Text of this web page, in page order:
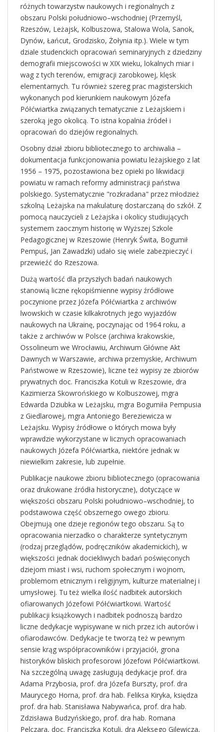
różnych towarzystw naukowych i regionalnych z
obszaru Polski południowo–wschodniej (Przemyśl,
Rzeszów, Leżajsk, Kolbuszowa, Stalowa Wola, Sanok,
Dynów, Łańcut, Grodzisko, Żołynia itp.). Wiele w tym
dziale studenckich opracowań seminaryjnych z dziedziny
demografii miejscowości w XIX wieku, lokalnych miar i
wag z tych terenów, emigracji zarobkowej, klęsk
elementarnych. Tu również szereg prac magisterskich
wykonanych pod kierunkiem naukowym Józefa
Półćwiartka związanych tematycznie z Leżajskiem i
szeroką jego okolicą. To istna kopalnia źródeł i
opracowań do dziejów regionalnych.
Osobny dział zbioru bibliotecznego to archiwalia –
dokumentacja funkcjonowania powiatu leżajskiego z lat
1956 – 1975, pozostawiona bez opieki po likwidacji
powiatu w ramach reformy administracji państwa
polskiego. Systematycznie "rozkradana" przez młodzież
szkolną Leżajska na makulaturę dostarczaną do szkół. Z
pomocą nauczycieli z Leżajska i okolicy studiujących
systemem zaocznym historię w Wyższej Szkole
Pedagogicznej w Rzeszowie (Henryk Świta, Bogumił
Pempuś, Jan Zawadzki) udało się wiele zabezpieczyć i
przewieźć do Rzeszowa.
Dużą wartość dla przyszłych badań naukowych
stanowią liczne rękopiśmienne wypisy źródłowe
poczynione przez Józefa Półćwiartka z archiwów
lwowskich w czasie kilkakrotnych jego wyjazdów
naukowych na Ukrainę, poczynając od 1964 roku, a
także z archiwów w Polsce (archiwa krakowskie,
Ossolineum we Wrocławiu, Archiwum Główne Akt
Dawnych w Warszawie, archiwa przemyskie, Archiwum
Państwowe w Rzeszowie), liczne też wypisy ze zbiorów
prywatnych doc. Franciszka Kotuli w Rzeszowie, dra
Kazimierza Skowrońskiego w Kolbuszowej, mgra
Edwarda Dziubka w Leżajsku, mgra Bogumiła Pempusia
z Giedlarowej, mgra Antoniego Bereziewicza w
Leżajsku. Wypisy źródłowe o których mowa były
wprawdzie wykorzystane w licznych opracowaniach
naukowych Józefa Półćwiartka, niektóre jednak w
niewielkim zakresie, lub zupełnie.
Publikacje naukowe zbioru bibliotecznego (opracowania
oraz drukowane źródła historyczne), dotyczące w
większości obszaru Polski południowo–wschodniej, to
podstawowa część obszernego owego zbioru.
Obejmują one dzieje regionów tego obszaru. Są to
opracowania nierzadko o charakterze syntetycznym
(rodzaj przeglądów, podręczników akademickich), w
większości jednak dociekliwych badań poświęconych
dziejom miast i wsi, ruchom społecznym i wojnom,
problemom etnicznym i religijnym, kulturze materialnej i
umysłowej. Tu też wielka ilość nadbitek autorskich
ofiarowanych Józefowi Półćwiartkowi. Wartość
publikacji książkowych i nadbitek podnoszą bardzo
liczne dedykacje wypisywane w nich przez ich autorów i
ofiarodawców. Dedykacje te tworzą też w pewnym
sensie krąg współpracowników i przyjaciół, grona
historyków bliskich profesorowi Józefowi Półćwiartkowi.
Na szczególną uwagę zasługują dedykacje prof. dra
Adama Przybosia, prof. dra Józefa Burszty, prof. dra
Maurycego Horna, prof. dra hab. Feliksa Kiryka, księdza
prof. dra hab. Stanisława Nabywańca, prof. dra hab.
Zdzisława Budzyńskiego, prof. dra hab. Romana
Pelczara, doc. Franciszka Kotuli, dra Aleksego Gilewicza,